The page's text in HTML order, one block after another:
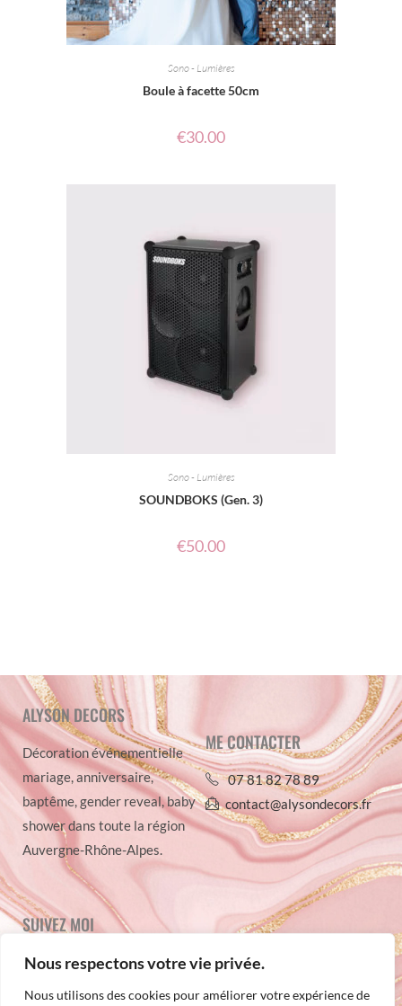
Nous respectons votre vie privée.
Nous utilisons des cookies pour améliorer votre expérience de
Sono - Lumières
Boule à facette 50cm
€30.00
Sono - Lumières
SOUNDBOKS (Gen. 3)
€50.00
ALYSON DECORS
Décoration événementielle
mariage, anniversaire,
baptême, gender reveal, baby
shower dans toute la région
Auvergne-Rhône-Alpes.
ME CONTACTER
07 81 82 78 89
contact@alysondecors.fr
SUIVEZ MOI